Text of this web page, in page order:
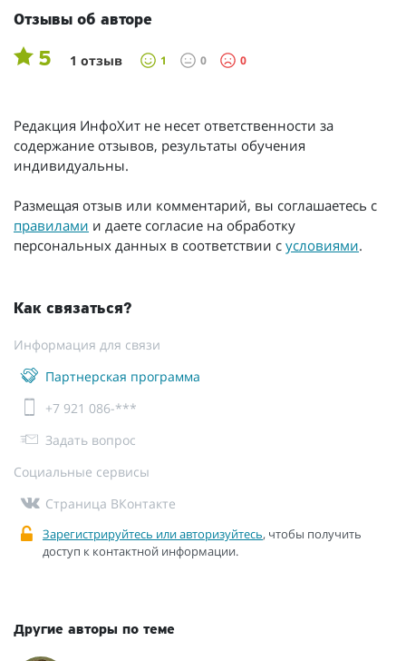
Отзывы об авторе
5 1 отзыв 1 0 0
Редакция ИнфоХит не несет ответственности за
содержание отзывов, результаты обучения
индивидуальны.
Размещая отзыв или комментарий, вы соглашаетесь с
правилами и даете согласие на обработку
персональных данных в соответствии с условиями.
Как связаться?
Информация для связи
Партнерская программа
+7 921 086-***
Задать вопрос
Социальные сервисы
Страница ВКонтакте
Зарегистрируйтесь или авторизуйтесь, чтобы получить
доступ к контактной информации.
Другие авторы по теме